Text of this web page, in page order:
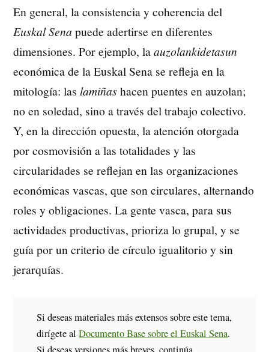
En general, la consistencia y coherencia del
Euskal Sena puede adertirse en diferentes
dimensiones. Por ejemplo, laauzolankidetasun
económica de la Euskal Sena se refleja en la
mitología: laslamiñas hacen puentes en auzolan;
no en soledad, sino a través del trabajo colectivo.
Y, en la dirección opuesta, la atención otorgada
por cosmovisión a las totalidades y las
circularidades se reflejan en las organizaciones
económicas vascas, que son circulares, alternando
roles y obligaciones. La gente vasca, para sus
actividades productivas, prioriza lo grupal, y se
guía por un criterio de círculo igualitorio y sin
jerarquías.
Si deseas materiales más extensos sobre este tema,
dirígete alDocumento Base sobre el Euskal Sena.
Si deseas versiones más breves, continúa